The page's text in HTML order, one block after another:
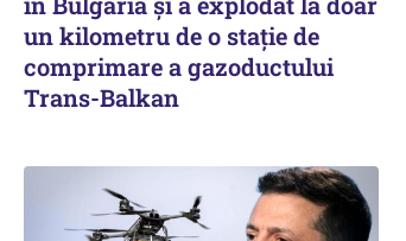
un kilometru de o stație de
comprimare a gazoductului
Trans-Balkan